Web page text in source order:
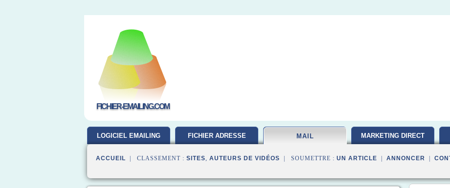
FICHIER-EMAILING.COM
LOGICIEL EMAILING FICHIER ADRESSE MAIL MARKETING DIRECT
ACCUEIL | CLASSEMENT : SITES, AUTEURS DE VIDÉOS | SOUMETTRE : UN ARTICLE ANNONCER